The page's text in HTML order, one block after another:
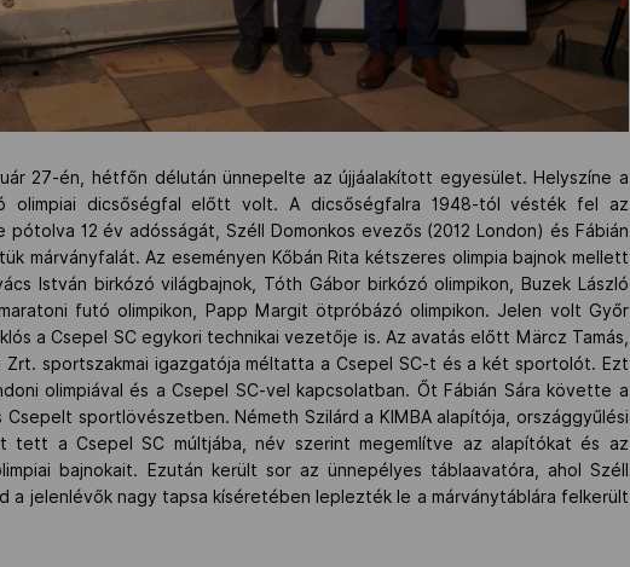
27-én, hétfőn délután ünnepelte az újjáalakított egyesület. Helyszíne a
olimpiai dicsőségfal előtt volt. A dicsőségfalra 1948-tól vésték fel az
12 év adósságát, Széll Domonkos evezős (2012 London) és Fábián
márványfalát. Az eseményen Kőbán Rita kétszeres olimpia bajnok mellett
István birkózó világbajnok, Tóth Gábor birkózó olimpikon, Buzek László
futó olimpikon, Papp Margit ötpróbázó olimpikon. Jelen volt Győr
a Csepel SC egykori technikai vezetője is. Az avatás előtt Märcz Tamás,
sportszakmai igazgatója méltatta a Csepel SC-t és a két sportolót. Ezt
olimpiával és a Csepel SC-vel kapcsolatban. Őt Fábián Sára követte a
sportlövészetben. Németh Szilárd a KIMBA alapítója, országgyűlési
tett a Csepel SC múltjába, név szerint megemlítve az alapítókat és az
bajnokait. Ezután került sor az ünnepélyes táblaavatóra, ahol Széll
a jelenlévők nagy tapsa kíséretében leplezték le a márványtáblára felkerült